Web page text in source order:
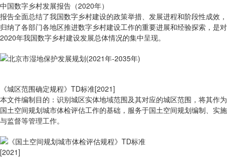
中国数字乡村发展报告（2020年）
报告全面总结了我国数字乡村建设的政策举措、发展进程和阶段性成效，
归纳了各部门各地区推进数字乡村建设工作的重要进展和经验探索，是对
2020年我国数字乡村建设发展总体情况的集中呈现。
《城区范围确定规程》TD标准[2021]
本文件编制目的：识别城区实体地域范围及其对应的城区范围，将其作为
国土空间规划城市体检评估工作的基础，服务于国土空间规划编制、实施
与监督等管理工作。